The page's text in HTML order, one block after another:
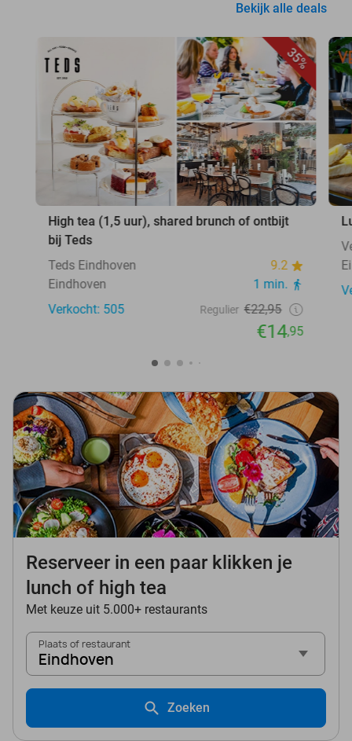
Bekijk alle deals
35%
High tea (1,5 uur), shared brunch of ontbijt
bij Teds
Teds Eindhoven
9.2
Eindhoven
1 min.
Verkocht: 505
Regulier €22,95
€14,95
Reserveer in een paar klikken je
lunch of high tea
Met keuze uit 5.000+ restaurants
Plaats of restaurant
Eindhoven
Zoeken